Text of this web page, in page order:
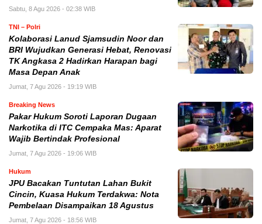
Sabtu, 8 Agu 2026 - 02:38 WIB
TNI – Polri
Kolaborasi Lanud Sjamsudin Noor dan
BRI Wujudkan Generasi Hebat, Renovasi
TK Angkasa 2 Hadirkan Harapan bagi
Masa Depan Anak
Jumat, 7 Agu 2026 - 19:19 WIB
Breaking News
Pakar Hukum Soroti Laporan Dugaan
Narkotika di ITC Cempaka Mas: Aparat
Wajib Bertindak Profesional
Jumat, 7 Agu 2026 - 19:06 WIB
Hukum
JPU Bacakan Tuntutan Lahan Bukit
Cincin, Kuasa Hukum Terdakwa: Nota
Pembelaan Disampaikan 18 Agustus
Jumat, 7 Agu 2026 - 18:56 WIB